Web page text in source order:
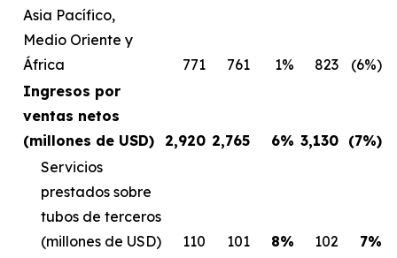
Asia Pacífico,
Medio Oriente y
África
771 761 1% 823
(6%)
Ingresos por
ventas netos
(millones de USD)
2,920 2,765 6% 3,130 (7%)
Servicios
prestados sobre
tubos de terceros
(millones de USD)
110 101 8% 102
7%